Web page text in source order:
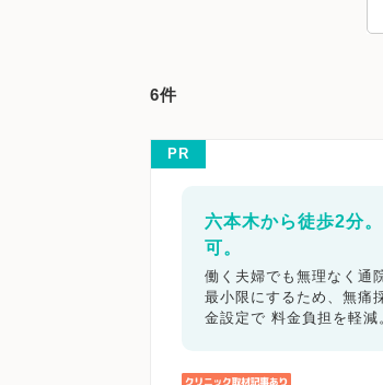
6件
PR
六本木から徒歩2分
可。
働く夫婦でも無理なく通
最小限にするため、無痛
金設定で 料金負担を軽減